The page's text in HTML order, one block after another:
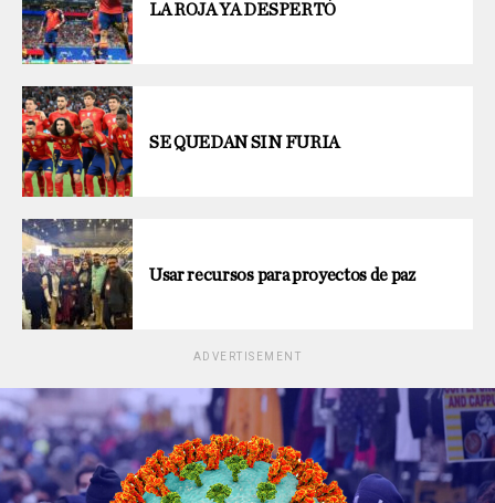
LA ROJA YA DESPERTÓ
SE QUEDAN SIN FURIA
Usar recursos para proyectos de paz
ADVERTISEMENT